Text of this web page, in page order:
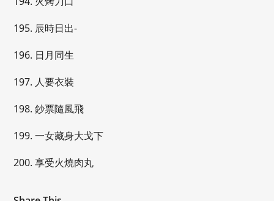
195. 辰時日出-
196. 日月同生
197. 人要衣裝
198. 鈔票隨風飛
199. 一女藏身大戈下
200. 享受火燒肉丸